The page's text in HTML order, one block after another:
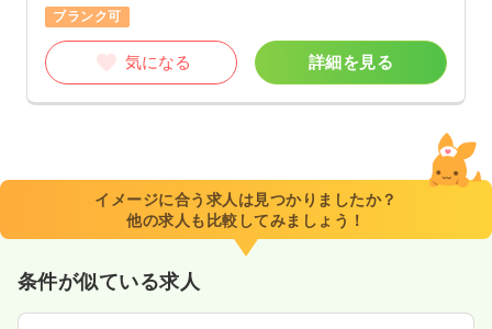
ブランク可
気になる 詳細を見る
イメージに合う求人は見つかりましたか？
他の求人も比較してみましょう！
条件が似ている求人